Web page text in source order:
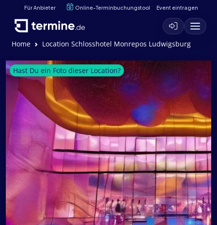
Für Anbieter Online-Terminbuchungstool Event eintragen
Home Location Schlosshotel Monrepos Ludwigsburg
Hast Du ein Foto dieser Location?